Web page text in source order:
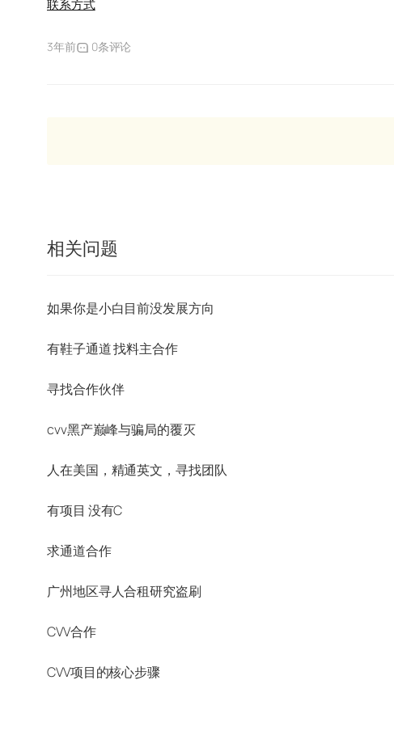
联系方式
3年前 0条评论
相关问题
如果你是小白目前没发展方向
有鞋子通道 找料主合作
寻找合作伙伴
cvv黑产巅峰与骗局的覆灭
人在美国，精通英文，寻找团队
有项目 没有C
求通道合作
广州地区寻人合租研究盗刷
CVV合作
CVV项目的核心步骤